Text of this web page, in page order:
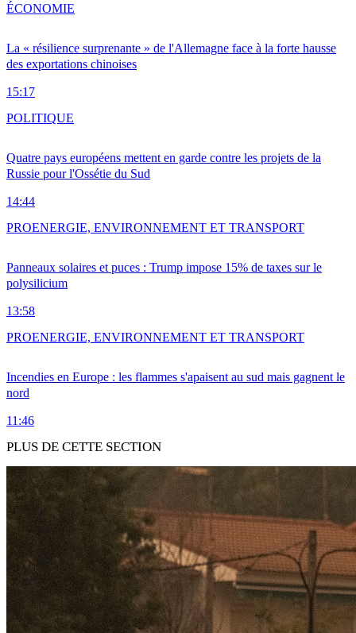
La « résilience surprenante » de l'Allemagne face à la forte hausse
des exportations chinoises
15:17
ÉCONOMIE
Quatre pays européens mettent en garde contre les projets de la
Russie pour l'Ossétie du Sud
14:44
POLITIQUE
Panneaux solaires et puces : Trump impose 15% de taxes sur le
polysilicium
13:58
PROENERGIE, ENVIRONNEMENT ET TRANSPORT
Incendies en Europe : les flammes s'apaisent au sud mais gagnent le
nord
11:46
PROENERGIE, ENVIRONNEMENT ET TRANSPORT
PLUS DE CETTE SECTION